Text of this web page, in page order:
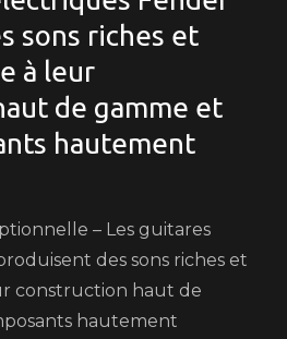
sons riches et
à leur
de gamme et
hautement
– Les guitares
des sons riches et
construction haut de
hautement